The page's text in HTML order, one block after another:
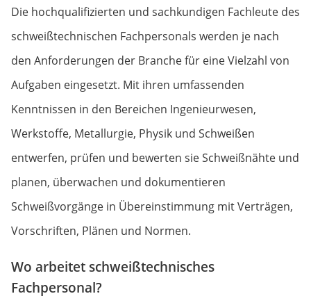
Die hochqualifizierten und sachkundigen Fachleute des
schweißtechnischen Fachpersonals werden je nach
den Anforderungen der Branche für eine Vielzahl von
Aufgaben eingesetzt. Mit ihren umfassenden
Kenntnissen in den Bereichen Ingenieurwesen,
Werkstoffe, Metallurgie, Physik und Schweißen
entwerfen, prüfen und bewerten sie Schweißnähte und
planen, überwachen und dokumentieren
Schweißvorgänge in Übereinstimmung mit Verträgen,
Vorschriften, Plänen und Normen.
Wo arbeitet schweißtechnisches
Fachpersonal?